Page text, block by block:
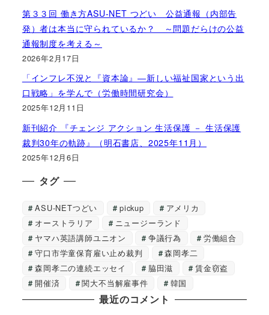
第３３回 働き方ASU-NET つどい 公益通報（内部告
発）者は本当に守られているか？ ～問題だらけの公益
通報制度を考える～
2026年2月17日
「インフレ不況と『資本論』―新しい福祉国家という出
口戦略」を学んで（労働時間研究会）
2025年12月11日
新刊紹介 『チェンジ アクション 生活保護 － 生活保護
裁判30年の軌跡』（明石書店、2025年11月）
2025年12月6日
タグ
ASU-NETつどい pickup
アメリカ
オーストラリア
ニュージーランド
ヤマハ英語講師ユニオン
争議行為
労働組合
守口市学童保育雇い止め裁判
森岡孝二
森岡孝二の連続エッセイ
脇田滋
賃金窃盗
開催済
関大不当解雇事件 韓国
最近のコメント